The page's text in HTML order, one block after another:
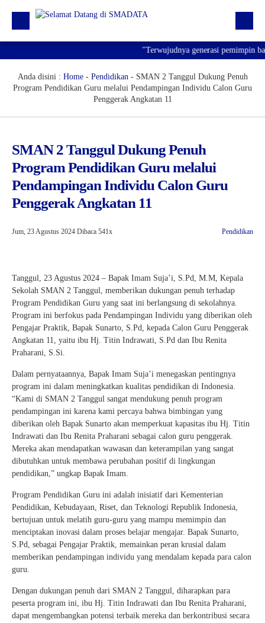
Profil
Prestasi
Saluran Resmi WA
"Terwujudnya generasi pemimpin
Anda disini : Home- Pendidikan- SMAN 2 Tanggul Dukung Penuh
Program Pendidikan Guru melalui Pendampingan Individu Calon Guru
Penggerak Angkatan 11
SMAN 2 Tanggul Dukung Penuh
Program Pendidikan Guru melalui
Pendampingan Individu Calon Guru
Penggerak Angkatan 11
Jum, 23 Agustus 2024 Dibaca 541x Pendidikan
Tanggul, 23 Agustus 2024 – Bapak Imam Suja’i, S.Pd, M.M, Kepala
Sekolah SMAN 2 Tanggul, memberikan dukungan penuh terhadap
Program Pendidikan Guru yang saat ini berlangsung di sekolahnya.
Program ini berfokus pada Pendampingan Individu yang diberikan oleh
Pengajar Praktik, Bapak Sunarto, S.Pd, kepada Calon Guru Penggerak
Angkatan 11, yaitu ibu Hj. Titin Indrawati, S.Pd dan Ibu Renita
Praharani, S.Si.
Dalam pernyataannya, Bapak Imam Suja’i menegaskan pentingnya
program ini dalam meningkatkan kualitas pendidikan di Indonesia.
“Kami di SMAN 2 Tanggul sangat mendukung penuh program
pendampingan ini karena kami percaya bahwa bimbingan yang
diberikan oleh Bapak Sunarto akan memperkuat kapasitas ibu Hj. Titin
Indrawati dan Ibu Renita Praharani sebagai calon guru penggerak.
Mereka akan mendapatkan wawasan dan keterampilan yang sangat
dibutuhkan untuk membawa perubahan positif di lingkungan
pendidikan,” ungkap Bapak Imam.
Program Pendidikan Guru ini adalah inisiatif dari Kementerian
Pendidikan, Kebudayaan, Riset, dan Teknologi Republik Indonesia,
bertujuan untuk melatih guru-guru yang mampu memimpin dan
menciptakan inovasi dalam proses belajar mengajar. Bapak Sunarto,
S.Pd, sebagai Pengajar Praktik, memainkan peran krusial dalam
memberikan pendampingan individu yang mendalam kepada para calon
guru.
Dengan dukungan penuh dari SMAN 2 Tanggul, diharapkan para
peserta program ini, ibu Hj. Titin Indrawati dan Ibu Renita Praharani,
dapat mengembangkan potensi terbaik mereka dan berkontribusi secara